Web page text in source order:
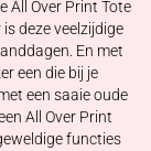
All Over Print Tote
deze veelzijdige
En met
een die bij je
een saaie oude
All Over Print
functies